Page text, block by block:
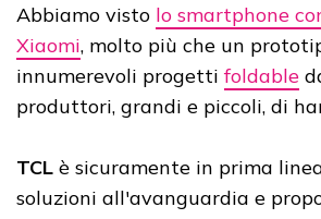
Abbiamo visto lo smartphone
Xiaomi, molto più che un
innumerevoli progetti foldable
produttori, grandi e piccoli, di
TCL è sicuramente in prima
soluzioni all'avanguardia e